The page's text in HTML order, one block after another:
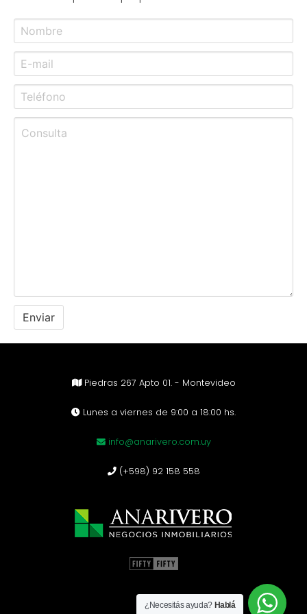
Piedras 267 Apto 01. - Montevideo
Lunes a viernes de 9:00 a 18:00 hs.
info@anarivero.com.uy
(+598) 92 158 558
¿Necesitás ayuda? Hablá